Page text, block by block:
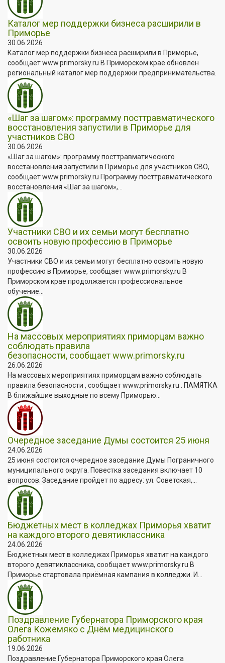
Каталог мер поддержки бизнеса расширили в
Приморье
30.06.2026
Каталог мер поддержки бизнеса расширили в Приморье,
сообщает www.primorsky.ru В Приморском крае обновлён
региональный каталог мер поддержки предпринимательства.
«Шаг за шагом»: программу посттравматического
восстановления запустили в Приморье для
участников СВО
30.06.2026
«Шаг за шагом»: программу посттравматического
восстановления запустили в Приморье для участников СВО,
сообщает www.primorsky.ru Программу посттравматического
восстановления «Шаг за шагом»,...
Участники СВО и их семьи могут бесплатно
освоить новую профессию в Приморье
30.06.2026
Участники СВО и их семьи могут бесплатно освоить новую
профессию в Приморье, сообщает www.primorsky.ru В
Приморском крае продолжается профессиональное
обучение...
На массовых мероприятиях приморцам важно
соблюдать правила
безопасности, сообщает www.primorsky.ru
26.06.2026
На массовых мероприятиях приморцам важно соблюдать
правила безопасности , сообщает www.primorsky.ru . ПАМЯТКА
В ближайшие выходные по всему Приморью...
Очередное заседание Думы состоится 25 июня
24.06.2026
25 июня состоится очередное заседание Думы Пограничного
муниципального округа. Повестка заседания включает 10
вопросов. Заседание пройдет по адресу: ул. Советская,...
Бюджетных мест в колледжах Приморья хватит
на каждого второго девятиклассника
24.06.2026
Бюджетных мест в колледжах Приморья хватит на каждого
второго девятиклассника, сообщает www.primorsky.ru В
Приморье стартовала приёмная кампания в колледжи. И...
Поздравление Губернатора Приморского края
Олега Кожемяко с Днём медицинского
работника
19.06.2026
Поздравление Губернатора Приморского края Олега